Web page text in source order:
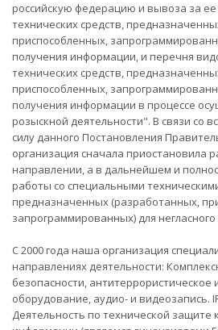
российскую федерацию и вывоза за
технических средств,
приспособленных,
получения информации, и перечня
технических средств,
приспособленных,
получения информации в процессе
розыскной деятельности". В связи со
силу данного Постановления
организация сначала приостановила
направлении, а в дальнейшем и
работы со специальными
предназначенных (разработанных,
запрограммированных) для
С 2000 года наша организация
направлениях деятельности:
безопасности, антитеррористическое
оборудование, аудио- и видеозапись.
Деятельность по технической